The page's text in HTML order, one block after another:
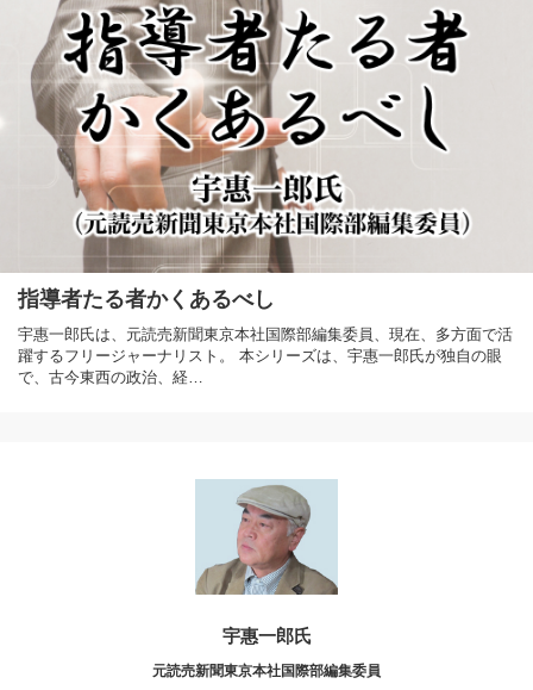
指導者たる者かくあるべし
宇惠一郎氏は、元読売新聞東京本社国際部編集委員、現在、多方面で活
躍するフリージャーナリスト。 本シリーズは、宇惠一郎氏が独自の眼
で、古今東西の政治、経…
宇惠一郎氏
元読売新聞東京本社国際部編集委員